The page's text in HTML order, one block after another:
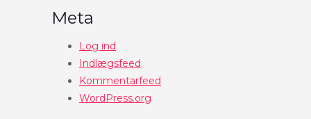
Meta
Log ind
Indlægsfeed
Kommentarfeed
WordPress.org